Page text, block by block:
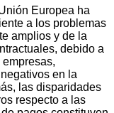
Europea ha
a los problemas
amplios y de la
debido a
en la
las disparidades
respecto a las